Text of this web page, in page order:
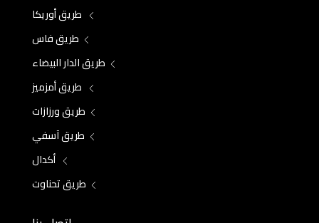
طريق أوريكا
طريق فاس
طريق الدار البيضاء
طريق أمزميز
طريق ورزازات
طريق آسفي
أكدال
طريق تحناوت